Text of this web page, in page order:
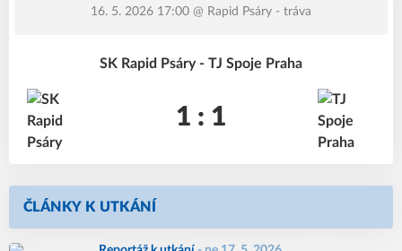
16. 5. 2026 17:00 @ Rapid Psáry - tráva
SK Rapid Psáry - TJ Spoje Praha
1 : 1
ČLÁNKY K UTKÁNÍ